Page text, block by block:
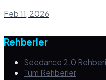
Feb 11, 2026
Rehberler
Seedance 2.0 Rehberi
Tüm Rehberler